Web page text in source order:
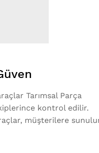
Tarımsal Parça
kontrol edilir.
müşterilere